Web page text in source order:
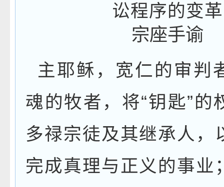
讼程序的变革
宗座手谕
主耶稣，宽仁的审判
魂的牧者，将“钥匙”的
多禄宗徒及其继承人，
完成真理与正义的事业